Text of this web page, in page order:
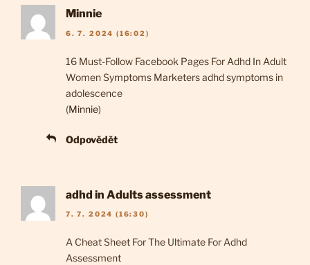
Minnie
6. 7. 2024 (16:02)
16 Must-Follow Facebook Pages For Adhd In Adult
Women Symptoms Marketers adhd symptoms in
adolescence
(Minnie)
Odpovědět
adhd in Adults assessment
7. 7. 2024 (16:30)
A Cheat Sheet For The Ultimate For Adhd
Assessment